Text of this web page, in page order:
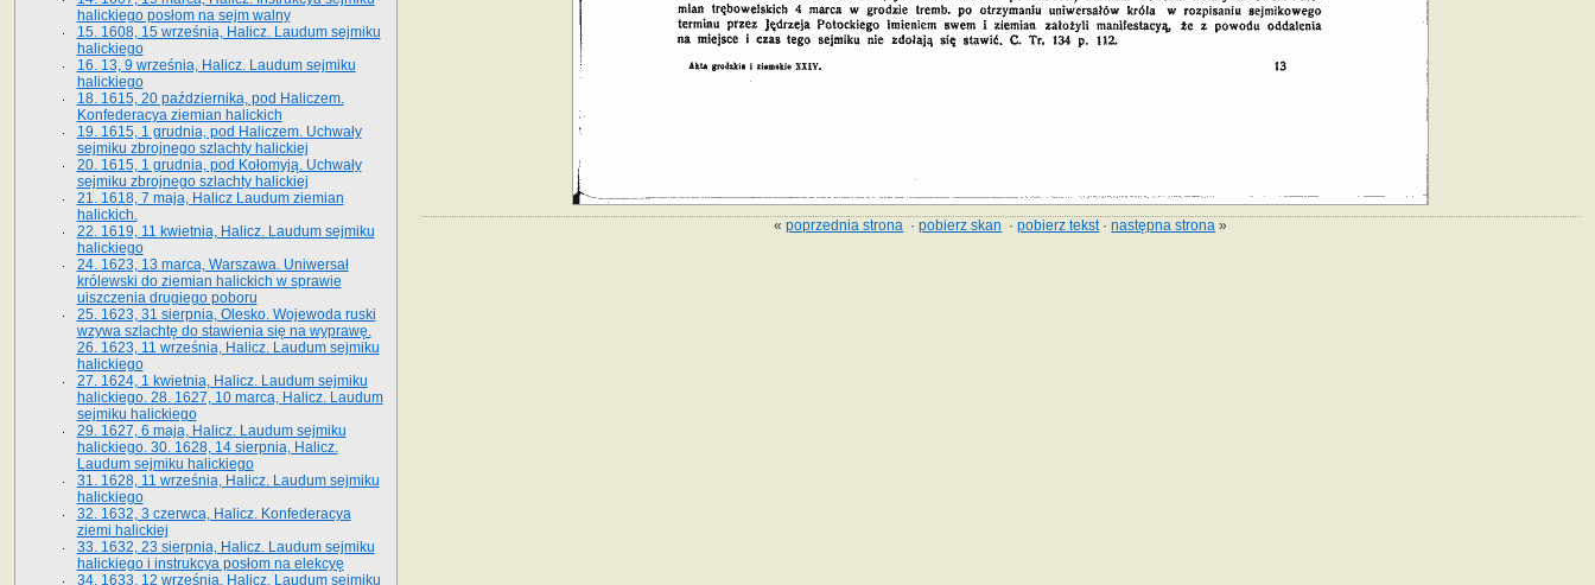
«poprzednia strona ·pobierz skan ·pobierz tekst·następna strona »
halickiego posłom na sejm walny
15. 1608, 15 września, Halicz. Laudum sejmiku
halickiego
16. 13, 9 września, Halicz. Laudum sejmiku
halickiego
18. 1615, 20 października, pod Haliczem.
Konfederacya ziemian halickich
19. 1615, 1 grudnia, pod Haliczem. Uchwały
sejmiku zbrojnego szlachty halickiej
20. 1615, 1 grudnia, pod Kołomyją. Uchwały
sejmiku zbrojnego szlachty halickiej
21. 1618, 7 maja, Halicz Laudum ziemian
halickich.
22. 1619, 11 kwietnia, Halicz. Laudum sejmiku
halickiego
24. 1623, 13 marca, Warszawa. Uniwersał
królewski do ziemian halickich w sprawie
uiszczenia drugiego poboru
25. 1623, 31 sierpnia, Olesko. Wojewoda ruski
wzywa szlachtę do stawienia się na wyprawę.
26. 1623, 11 września, Halicz. Laudum sejmiku
halickiego
27. 1624, 1 kwietnia, Halicz. Laudum sejmiku
halickiego. 28. 1627, 10 marca, Halicz. Laudum
sejmiku halickiego
29. 1627, 6 maja, Halicz. Laudum sejmiku
halickiego. 30. 1628, 14 sierpnia, Halicz.
Laudum sejmiku halickiego
31. 1628, 11 września, Halicz. Laudum sejmiku
halickiego
32. 1632, 3 czerwca, Halicz. Konfederacya
ziemi halickiej
33. 1632, 23 sierpnia, Halicz. Laudum sejmiku
halickiego i instrukcya posłom na elekcyę
34. 1633, 12 września, Halicz. Laudum sejmiku